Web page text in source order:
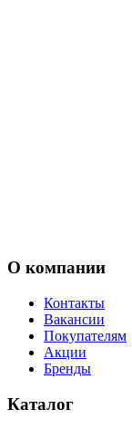
О компании
Контакты
Вакансии
Покупателям
Акции
Бренды
Каталог